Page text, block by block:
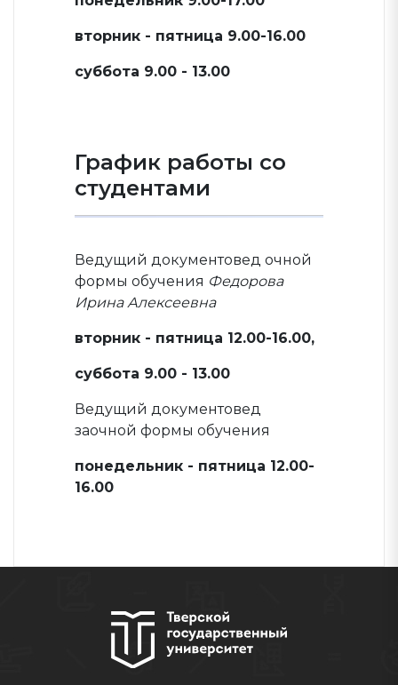
вторник - пятница 9.00-16.00
суббота 9.00 - 13.00
График работы со
студентами
Ведущий документовед очной
формы обучения Федорова
Ирина Алексеевна
вторник - пятница 12.00-16.00,
суббота 9.00 - 13.00
Ведущий документовед
заочной формы обучения
понедельник - пятница 12.00-
16.00